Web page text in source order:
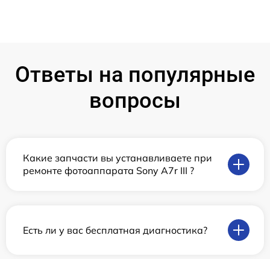
Ответы на популярные
вопросы
Какие запчасти вы устанавливаете при
ремонте фотоаппарата Sony A7r III ?
Есть ли у вас бесплатная диагностика?